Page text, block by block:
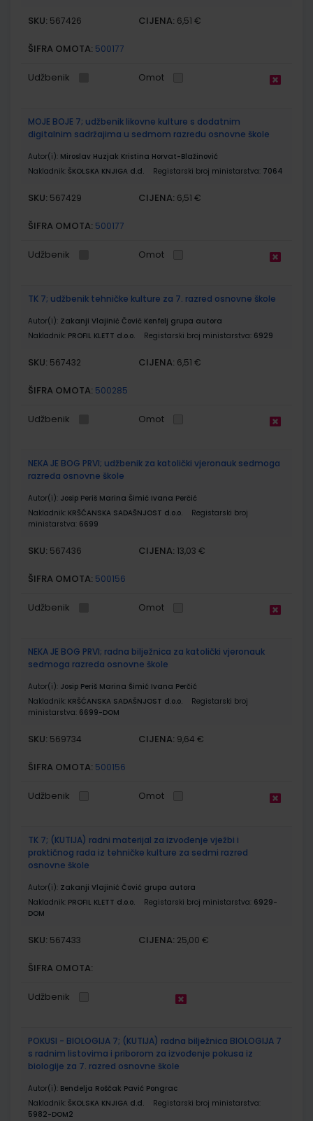
SKU: 567426 CIJENA: 6,51 €
ŠIFRA OMOTA: 500177
Udžbenik Omot
MOJE BOJE 7; udžbenik likovne kulture s dodatnim
digitalnim sadržajima u sedmom razredu osnovne škole
Autor(i): Miroslav Huzjak Kristina Horvat-Blažinović
Nakladnik: ŠKOLSKA KNJIGA d.d. Registarski broj ministarstva: 7064
SKU: 567429 CIJENA: 6,51 €
ŠIFRA OMOTA: 500177
Udžbenik Omot
TK 7; udžbenik tehničke kulture za 7. razred osnovne škole
Autor(i): Zakanji Vlajinić Čović Kenfelj grupa autora
Nakladnik: PROFIL KLETT d.o.o. Registarski broj ministarstva: 6929
SKU: 567432 CIJENA: 6,51 €
ŠIFRA OMOTA: 500285
Udžbenik Omot
NEKA JE BOG PRVI; udžbenik za katolički vjeronauk sedmoga
razreda osnovne škole
Autor(i): Josip Periš Marina Šimić Ivana Perčić
Nakladnik: KRŠĆANSKA SADAŠNJOST d.o.o.
Registarski broj
ministarstva: 6699
SKU: 567436 CIJENA: 13,03 €
ŠIFRA OMOTA: 500156
Udžbenik Omot
NEKA JE BOG PRVI; radna bilježnica za katolički vjeronauk
sedmoga razreda osnovne škole
Autor(i): Josip Periš Marina Šimić Ivana Perčić
Nakladnik: KRŠĆANSKA SADAŠNJOST d.o.o.
Registarski broj
ministarstva: 6699-DOM
SKU: 569734 CIJENA: 9,64 €
ŠIFRA OMOTA: 500156
Udžbenik Omot
TK 7; (KUTIJA) radni materijal za izvođenje vježbi i
praktičnog rada iz tehničke kulture za sedmi razred
osnovne škole
Autor(i): Zakanji Vlajinić Čović grupa autora
Nakladnik: PROFIL KLETT d.o.o. Registarski broj ministarstva: 6929-
DOM
SKU: 567433 CIJENA: 25,00 €
ŠIFRA OMOTA:
Udžbenik
POKUSI - BIOLOGIJA 7; (KUTIJA) radna bilježnica BIOLOGIJA 7
s radnim listovima i priborom za izvođenje pokusa iz
biologije za 7. razred osnovne škole
Autor(i): Bendelja Roščak Pavić Pongrac
Nakladnik: ŠKOLSKA KNJIGA d.d.
Registarski broj ministarstva:
5982-DOM2